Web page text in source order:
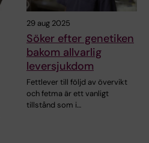
29 aug 2025
Söker efter genetiken
bakom allvarlig
leversjukdom
Fettlever till följd av övervikt
och fetma är ett vanligt
tillstånd som i…